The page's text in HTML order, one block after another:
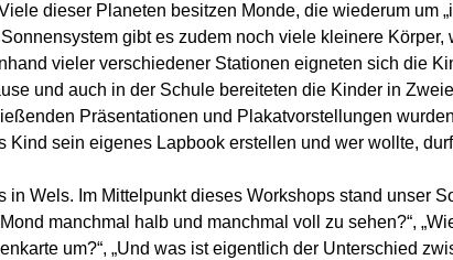
dieser Planeten besitzen Monde, die wiederum um
gibt es zudem noch viele kleinere
vieler verschiedener Stationen eigneten sich die
und auch in der Schule bereiteten die Kinder in
Präsentationen und Plakatvorstellungen
Kind sein eigenes Lapbook erstellen und wer wollte,
in Wels. Im Mittelpunkt dieses Workshops stand unser
manchmal halb und manchmal voll zu sehen?“,
um?“, „Und was ist eigentlich der Unterschied